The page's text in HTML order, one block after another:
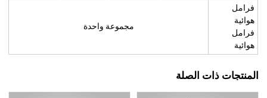
فرامل
هوائية
فرامل
هوائية
مجموعة واحدة
المنتجات ذات الصلة